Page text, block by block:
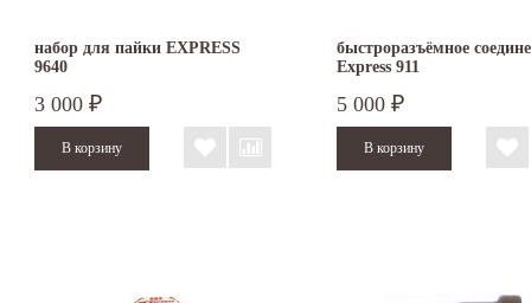
набор для пайки EXPRESS
9640
3 000 ₽
быстроразъёмное
Express 911
5 000 ₽